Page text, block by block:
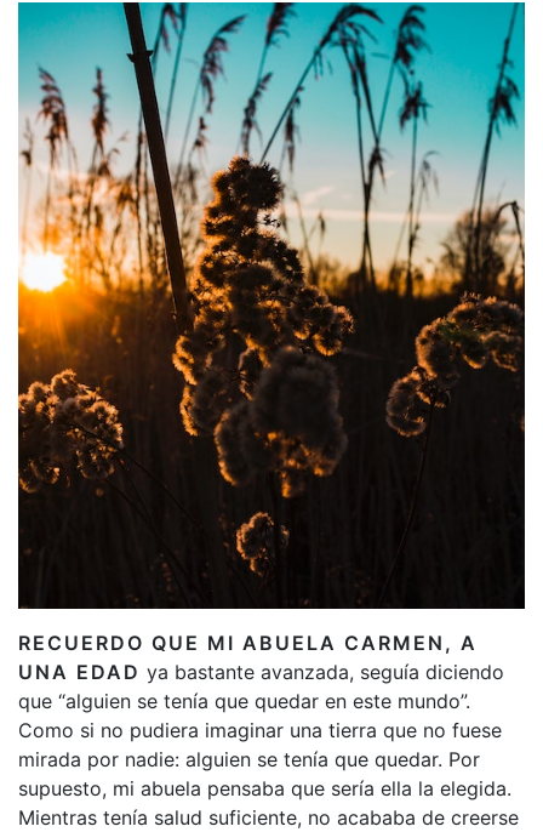
RECUERDO QUE MI ABUELA CARMEN, A
UNA EDAD ya bastante avanzada, seguía diciendo
que “alguien se tenía que quedar en este mundo”.
Como si no pudiera imaginar una tierra que no fuese
mirada por nadie: alguien se tenía que quedar. Por
supuesto, mi abuela pensaba que sería ella la elegida.
Mientras tenía salud suficiente, no acababa de creerse